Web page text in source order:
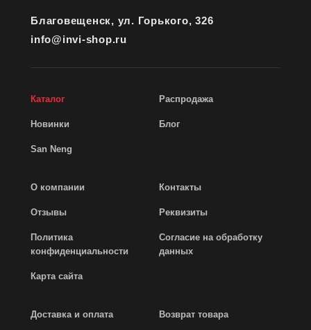
Благовещенск, ул. Горького, 326
info@invi-shop.ru
Каталог Распродажа
Новинки Блог
San Neng
О компании Контакты
Отзывы Реквизиты
Политика
конфиденциальности
Согласие на обработку
данных
Карта сайта
Доставка и оплата Возврат товара